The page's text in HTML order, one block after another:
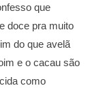
que
doce pra muito
do que avelã
e o cacau são
como